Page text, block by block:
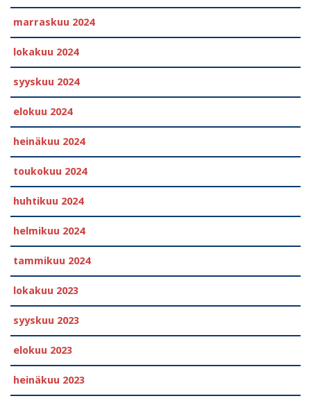
marraskuu 2024
lokakuu 2024
syyskuu 2024
elokuu 2024
heinäkuu 2024
toukokuu 2024
huhtikuu 2024
helmikuu 2024
tammikuu 2024
lokakuu 2023
syyskuu 2023
elokuu 2023
heinäkuu 2023